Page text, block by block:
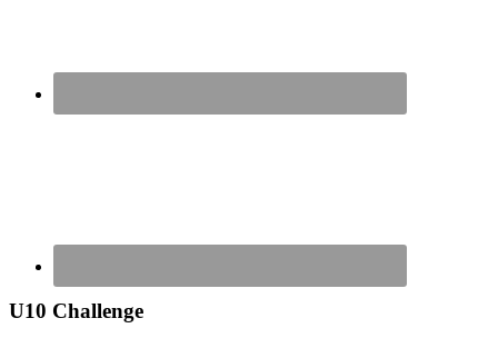
U10 Challenge